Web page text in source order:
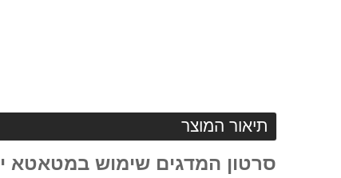
תיאור המוצר
סרטון המדגים שימוש במטאטא